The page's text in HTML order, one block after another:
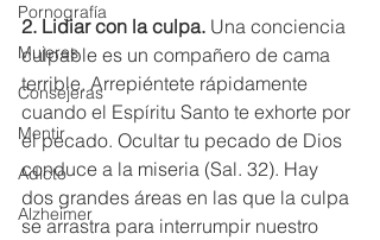
Pornografía
Mujeres
Consejeras
Mentir
Adicto
Alzheimer
2. Lidiar con la culpa. Una conciencia
culpable es un compañero de cama
terrible. Arrepiéntete rápidamente
cuando el Espíritu Santo te exhorte por
el pecado. Ocultar tu pecado de Dios
conduce a la miseria (Sal. 32). Hay
dos grandes áreas en las que la culpa
se arrastra para interrumpir nuestro